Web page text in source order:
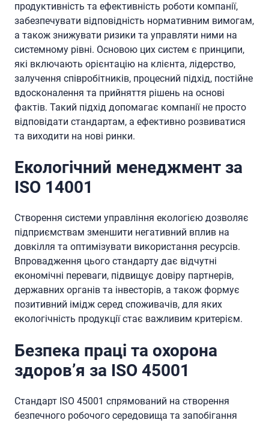
продуктивність та ефективність роботи компанії,
забезпечувати відповідність нормативним вимогам,
а також знижувати ризики та управляти ними на
системному рівні. Основою цих систем є принципи,
які включають орієнтацію на клієнта, лідерство,
залучення співробітників, процесний підхід, постійне
вдосконалення та прийняття рішень на основі
фактів. Такий підхід допомагає компанії не просто
відповідати стандартам, а ефективно розвиватися
та виходити на нові ринки.
Екологічний менеджмент за
ISO 14001
Створення системи управління екологією дозволяє
підприємствам зменшити негативний вплив на
довкілля та оптимізувати використання ресурсів.
Впровадження цього стандарту дає відчутні
економічні переваги, підвищує довіру партнерів,
державних органів та інвесторів, а також формує
позитивний імідж серед споживачів, для яких
екологічність продукції стає важливим критерієм.
Безпека праці та охорона
здоров’я за ISO 45001
Стандарт ISO 45001 спрямований на створення
безпечного робочого середовища та запобігання